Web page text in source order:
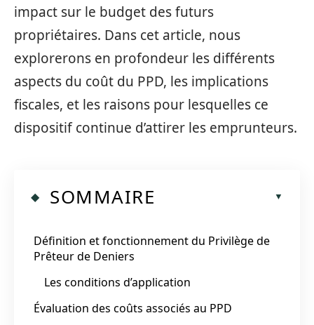
impact sur le budget des futurs
propriétaires. Dans cet article, nous
explorerons en profondeur les différents
aspects du coût du PPD, les implications
fiscales, et les raisons pour lesquelles ce
dispositif continue d’attirer les emprunteurs.
SOMMAIRE
Définition et fonctionnement du Privilège de
Prêteur de Deniers
Les conditions d’application
Évaluation des coûts associés au PPD